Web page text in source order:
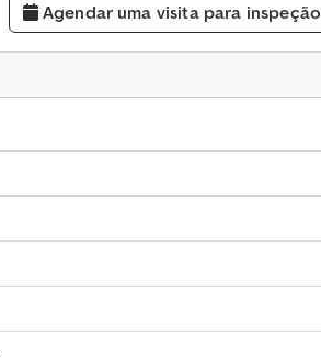
Agendar uma visita para inspeção